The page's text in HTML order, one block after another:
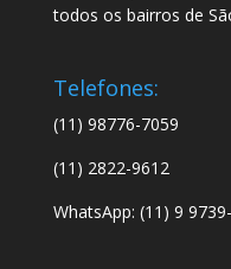
todos os bairros de
Telefones:
(11) 98776-7059
(11) 2822-9612
WhatsApp: (11) 9